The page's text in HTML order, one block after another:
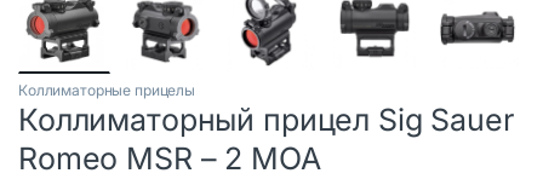
Коллиматорные прицелы
Коллиматорный прицел Sig Sauer
Romeo MSR – 2 MOA